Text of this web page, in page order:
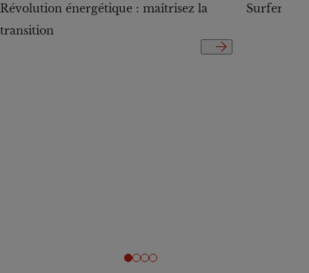
Révolution énergétique : maîtrisez la
transition
Surfer sur